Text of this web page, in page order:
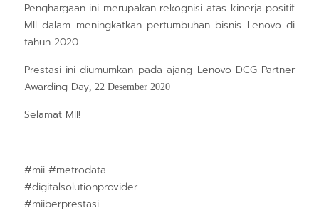
Penghargaan ini merupakan rekognisi atas kinerja positif
MII dalam meningkatkan pertumbuhan bisnis Lenovo di
tahun 2020.
Prestasi ini diumumkan pada ajang Lenovo DCG Partner
Awarding Day, 22 Desember 2020
Selamat MII!
#mii #metrodata
#digitalsolutionprovider
#miiberprestasi